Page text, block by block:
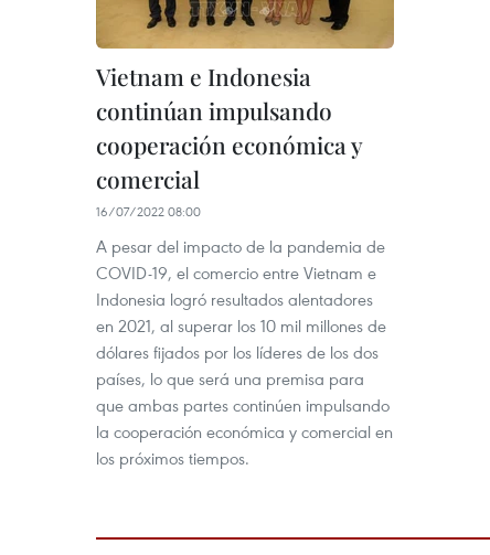
Vietnam e Indonesia
continúan impulsando
cooperación económica y
comercial
16/07/2022 08:00
A pesar del impacto de la pandemia de
COVID-19, el comercio entre Vietnam e
Indonesia logró resultados alentadores
en 2021, al superar los 10 mil millones de
dólares fijados por los líderes de los dos
países, lo que será una premisa para
que ambas partes continúen impulsando
la cooperación económica y comercial en
los próximos tiempos.